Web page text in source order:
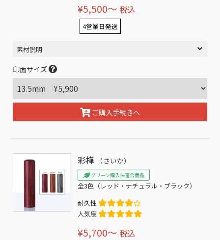
¥5,500〜 税込
4営業日発送
素材説明
印面サイズ
ご購入手続きへ
彩樺 （さいか）
グリーン購入法適合商品
全3色（レッド・ナチュラル・ブラック）
耐久性
人気度
¥5,700〜 税込